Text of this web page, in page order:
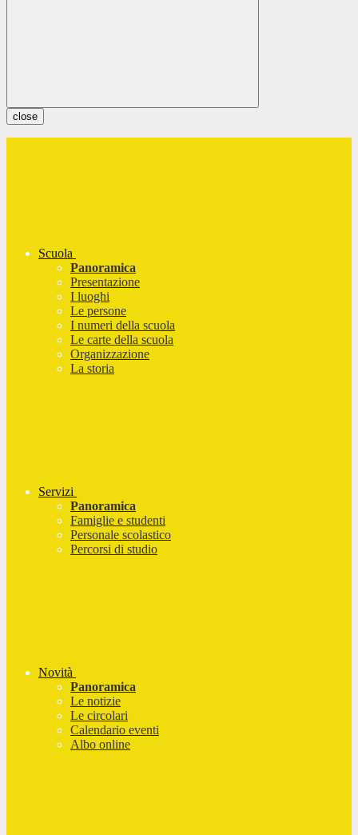
close
Scuola
Panoramica
Presentazione
I luoghi
Le persone
I numeri della scuola
Le carte della scuola
Organizzazione
La storia
Servizi
Panoramica
Famiglie e studenti
Personale scolastico
Percorsi di studio
Novità
Panoramica
Le notizie
Le circolari
Calendario eventi
Albo online